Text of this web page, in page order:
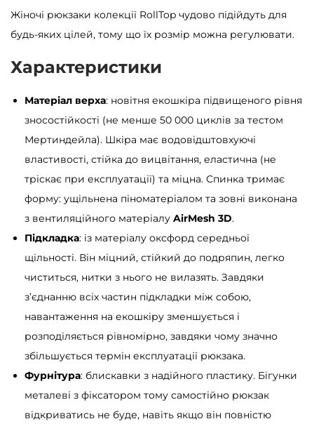
и
і
ь
к
і
с
т
ь
Жіночі рюкзаки колекції RollTop чудово підійдуть для
будь-яких цілей, тому що їх розмір можна регулювати.
Характеристики
Матеріал верха: новітня екошкіра підвищеного рівня
зносостійкості (не менше 50 000 циклів за тестом
Мертиндейла). Шкіра має водовідштовхуючі
властивості, стійка до вицвітання, еластична (не
тріскає при експлуатації) та міцна. Спинка тримає
форму: ущільнена піноматеріалом та зовні виконана
з вентиляційного матеріалу AirMesh 3D.
Підкладка: із матеріалу оксфорд середньої
щільності. Він міцний, стійкий до подряпин, легко
чиститься, нитки з нього не вилазять. Завдяки
з’єднанню всіх частин підкладки між собою,
навантаження на екошкіру зменшується і
розподіляється рівномірно, завдяки чому значно
збільшується термін експлуатації рюкзака.
Фурнітура: блискавки з надійного пластику. Бігунки
металеві з фіксатором тому самостійно рюкзак
відкриватись не буде, навіть якщо він повністю